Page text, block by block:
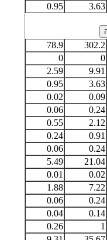
3.63
0.95
302.2
78.9
0
0
9.91
2.59
3.63
0.95
0.09
0.02
0.24
0.06
2.12
0.55
0.91
0.24
0.24
0.06
21.04
5.49
0.02
0.01
7.22
1.88
0.24
0.06
0.14
0.04
1
0.26